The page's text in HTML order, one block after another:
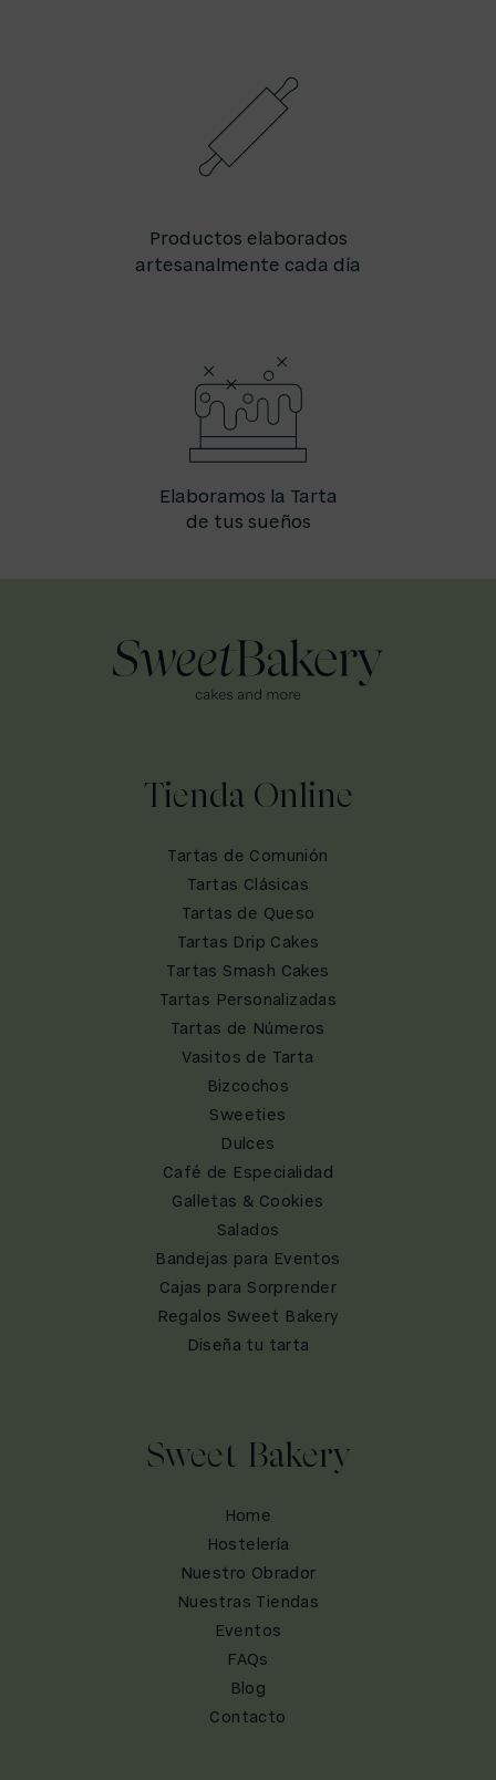
Productos elaborados
artesanalmente cada día
Elaboramos la Tarta
de tus sueños
Tienda Online
Tartas de Comunión
Tartas Clásicas
Tartas de Queso
Tartas Drip Cakes
Tartas Smash Cakes
Tartas Personalizadas
Tartas de Números
Vasitos de Tarta
Bizcochos
Sweeties
Dulces
Café de Especialidad
Galletas & Cookies
Salados
Bandejas para Eventos
Cajas para Sorprender
Regalos Sweet Bakery
Diseña tu tarta
Sweet Bakery
Home
Hostelería
Nuestro Obrador
Nuestras Tiendas
Eventos
FAQs
Blog
Contacto